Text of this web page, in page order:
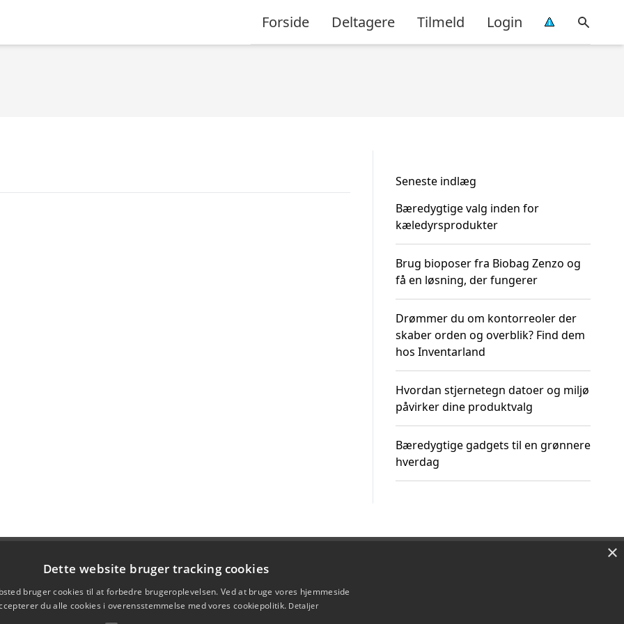
Forside Deltagere Tilmeld Login
Seneste indlæg
Bæredygtige valg inden for
kæledyrsprodukter
Brug bioposer fra Biobag Zenzo og
få en løsning, der fungerer
Drømmer du om kontorreoler der
skaber orden og overblik? Find dem
hos Inventarland
Hvordan stjernetegn datoer og miljø
påvirker dine produktvalg
Bæredygtige gadgets til en grønnere
hverdag
×
Dette website bruger tracking cookies
bruger cookies til at forbedre brugeroplevelsen. Ved at bruge vores hjemmeside
du alle cookies i overensstemmelse med vores cookiepolitik. Detaljer